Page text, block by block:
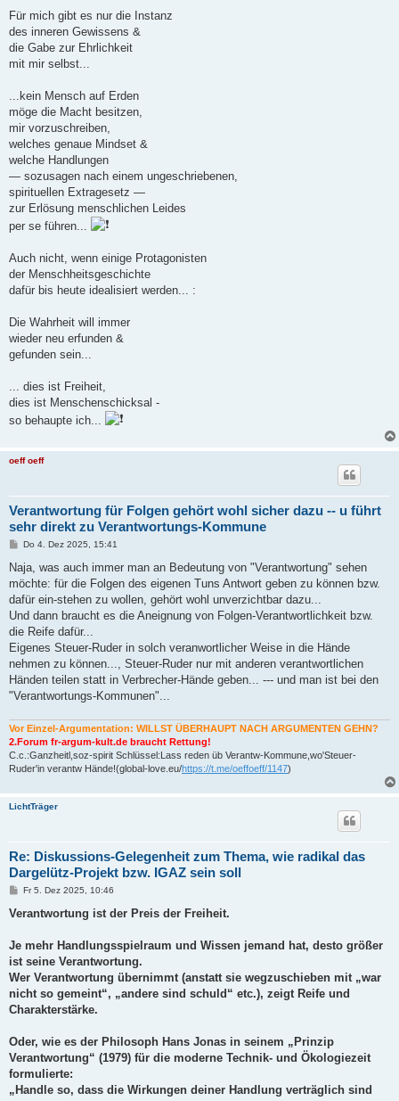
Für mich gibt es nur die Instanz
des inneren Gewissens &
die Gabe zur Ehrlichkeit
mit mir selbst...
...kein Mensch auf Erden
möge die Macht besitzen,
mir vorzuschreiben,
welches genaue Mindset &
welche Handlungen
— sozusagen nach einem ungeschriebenen,
spirituellen Extragesetz —
zur Erlösung menschlichen Leides
per se führen...
Auch nicht, wenn einige Protagonisten
der Menschheitsgeschichte
dafür bis heute idealisiert werden... :
Die Wahrheit will immer
wieder neu erfunden &
gefunden sein...
... dies ist Freiheit,
dies ist Menschenschicksal -
so behaupte ich...
oeff oeff
Verantwortung für Folgen gehört wohl sicher dazu -- u führt
sehr direkt zu Verantwortungs-Kommune
B
i
r
a
Do 4. Dez 2025, 15:41
Naja, was auch immer man an Bedeutung von "Verantwortung" sehen
möchte: für die Folgen des eigenen Tuns Antwort geben zu können bzw.
dafür ein-stehen zu wollen, gehört wohl unverzichtbar dazu...
Und dann braucht es die Aneignung von Folgen-Verantwortlichkeit bzw.
die Reife dafür...
Eigenes Steuer-Ruder in solch veranwortlicher Weise in die Hände
nehmen zu können..., Steuer-Ruder nur mit anderen verantwortlichen
Händen teilen statt in Verbrecher-Hände geben... --- und man ist bei den
"Verantwortungs-Kommunen"...
Vor Einzel-Argumentation: WILLST ÜBERHAUPT NACH ARGUMENTEN GEHN?
2.Forum fr-argum-kult.de braucht Rettung!
C.c.:Ganzheitl,soz-spirit Schlüssel:Lass reden üb Verantw-Kommune,wo'Steuer-
Ruder'in verantw Hände!(global-love.eu/https://t.me/oeffoeff/1147)
LichtTräger
Re: Diskussions-Gelegenheit zum Thema, wie radikal das
Dargelütz-Projekt bzw. IGAZ sein soll
B
i
a
Fr 5. Dez 2025, 10:46
Verantwortung ist der Preis der Freiheit.
Je mehr Handlungsspielraum und Wissen jemand hat, desto größer
ist seine Verantwortung.
Wer Verantwortung übernimmt (anstatt sie wegzuschieben mit „war
nicht so gemeint“, „andere sind schuld“ etc.), zeigt Reife und
Charakterstärke.
Oder, wie es der Philosoph Hans Jonas in seinem „Prinzip
Verantwortung“ (1979) für die moderne Technik- und Ökologiezeit
formulierte:
„Handle so, dass die Wirkungen deiner Handlung verträglich sind